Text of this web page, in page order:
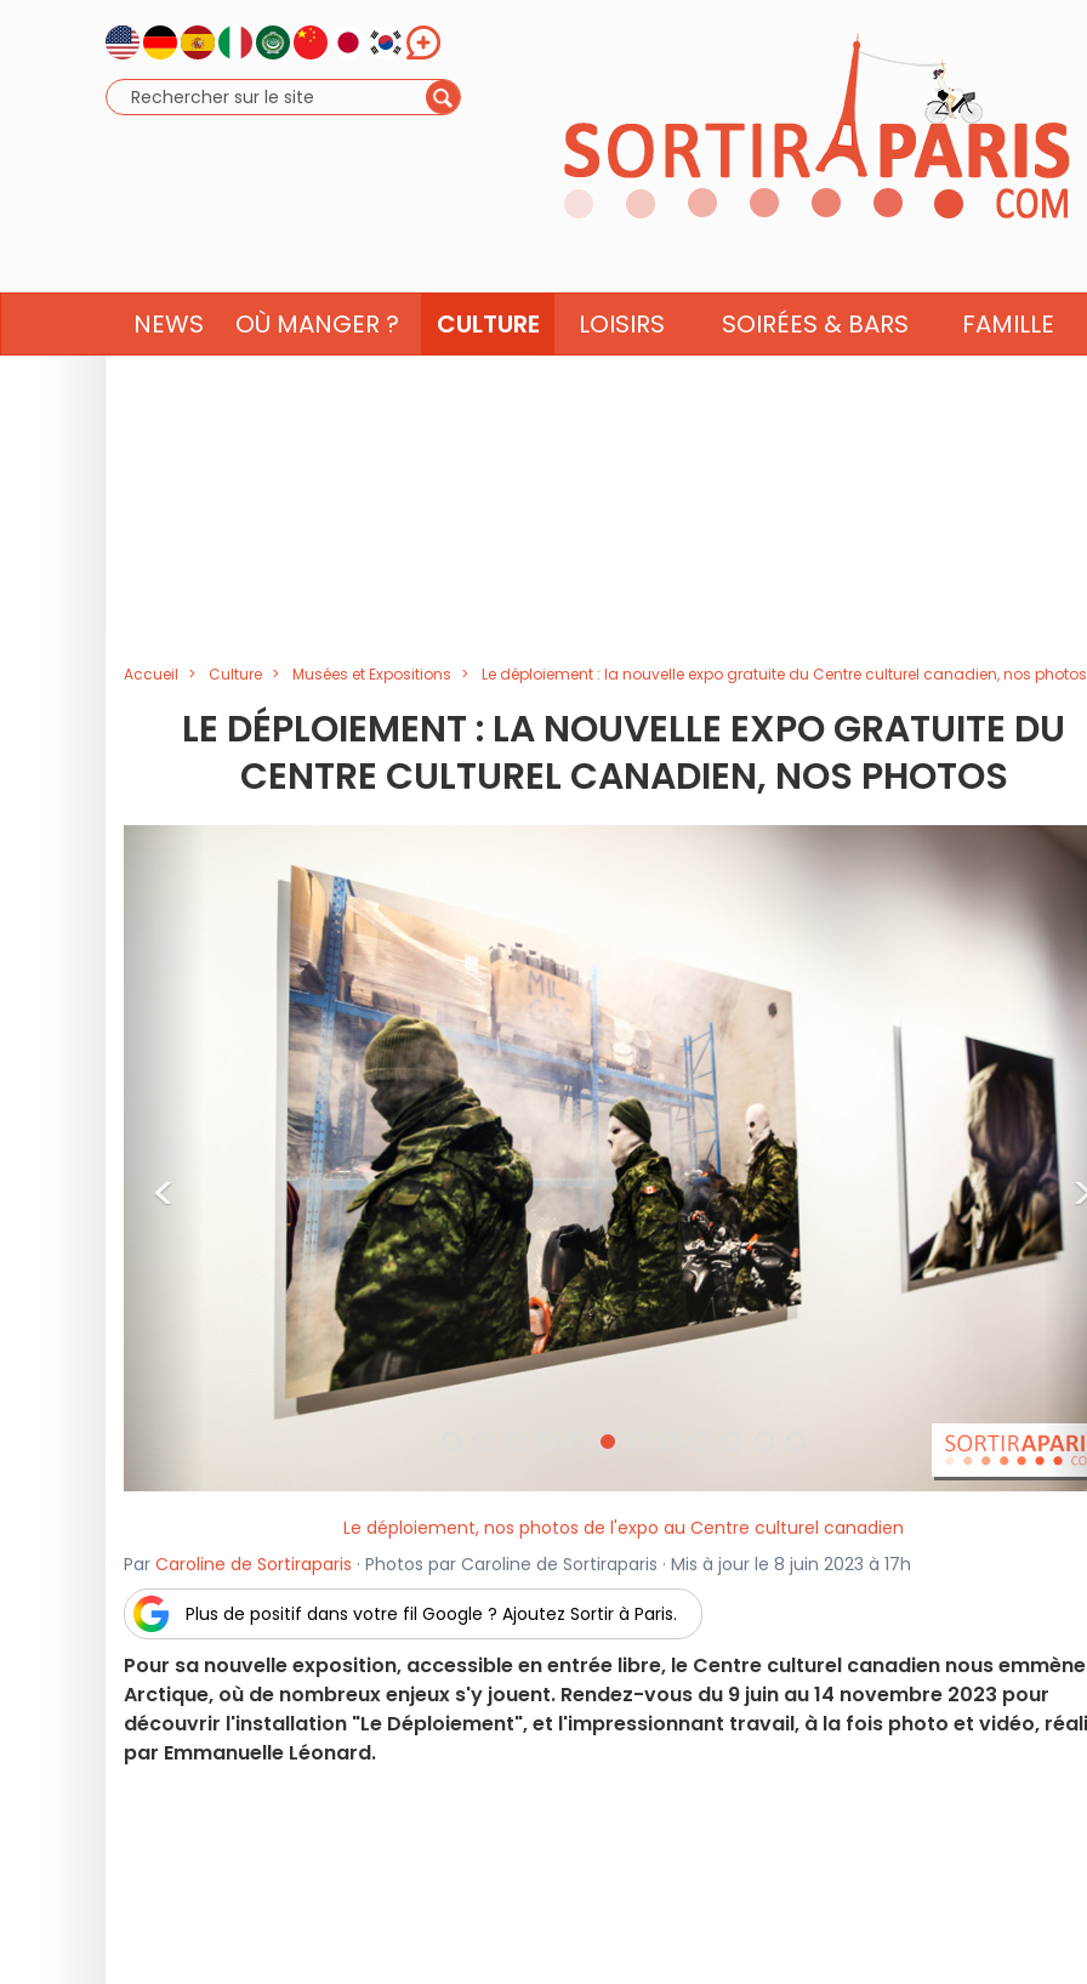
NEWS OÙ MANGER ? CULTURE LOISIRS SOIRÉES & BARS FAMILLE
Accueil Culture Musées et Expositions Le déploiement : la nouvelle expo gratuite du Centre culturel canadien, nos photos
LE DÉPLOIEMENT : LA NOUVELLE EXPO GRATUITE DU
CENTRE CULTUREL CANADIEN, NOS PHOTOS
<
Le déploiement, nos photos de l'expo au Centre culturel canadien
Par Caroline de Sortiraparis · Photos par Caroline de Sortiraparis · Mis à jour le 8 juin 2023 à 17h
Plus de positif dans votre fil Google ? Ajoutez Sortir à Paris.
Pour sa nouvelle exposition, accessible en entrée libre, le Centre culturel canadien nous
Arctique, où de nombreux enjeux s'y jouent. Rendez-vous du 9 juin au 14 novembre 2023 pour
découvrir l'installation "Le Déploiement", et l'impressionnant travail, à la fois photo et vidéo,
par Emmanuelle Léonard.